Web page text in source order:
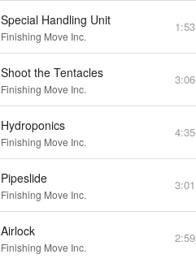
Special Handling Unit
Finishing Move Inc.
1:53
Shoot the Tentacles
Finishing Move Inc.
3:06
Hydroponics
Finishing Move Inc.
4:35
Pipeslide
Finishing Move Inc.
3:01
Airlock
Finishing Move Inc.
2:59